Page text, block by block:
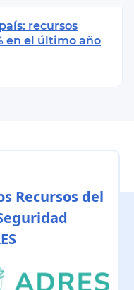
recursos
en el último año
Recursos del